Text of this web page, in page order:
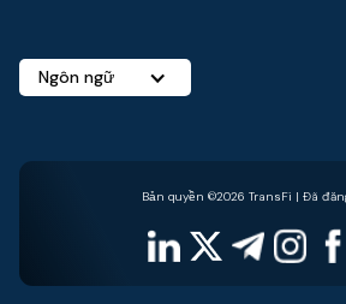
Ngôn ngữ
Bản quyền ©2026 TransFi | Đã